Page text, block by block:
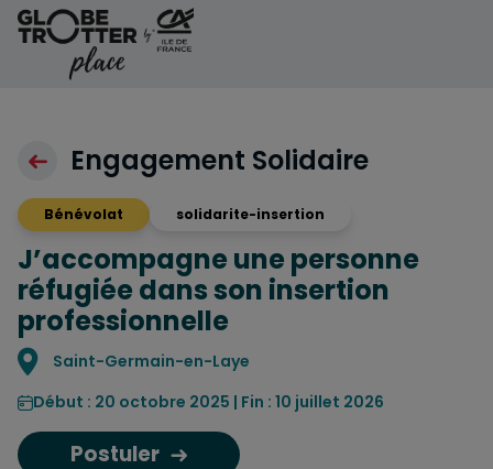
Aller au contenu
Engagement Solidaire
Bénévolat solidarite-insertion
J’accompagne une personne
réfugiée dans son insertion
professionnelle
Localisation
Saint-Germain-en-Laye
Début : 20 octobre 2025 | Fin : 10 juillet 2026
Postuler